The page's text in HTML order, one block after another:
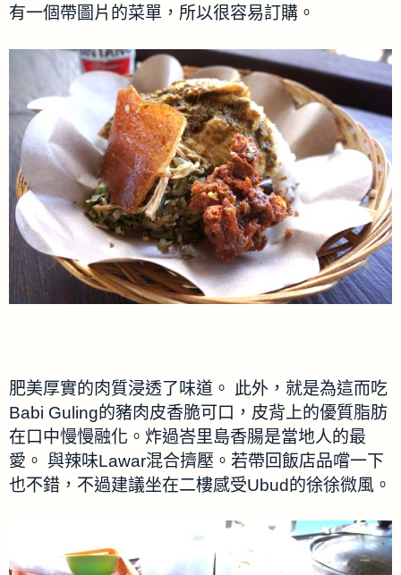
有一個帶圖片的菜單，所以很容易訂購。
肥美厚實的肉質浸透了味道。 此外，就是為這而吃
Babi Guling的豬肉皮香脆可口，皮背上的優質脂肪
在口中慢慢融化。炸過峇里島香腸是當地人的最
愛。 與辣味Lawar混合擠壓。若帶回飯店品嚐一下
也不錯，不過建議坐在二樓感受Ubud的徐徐微風。